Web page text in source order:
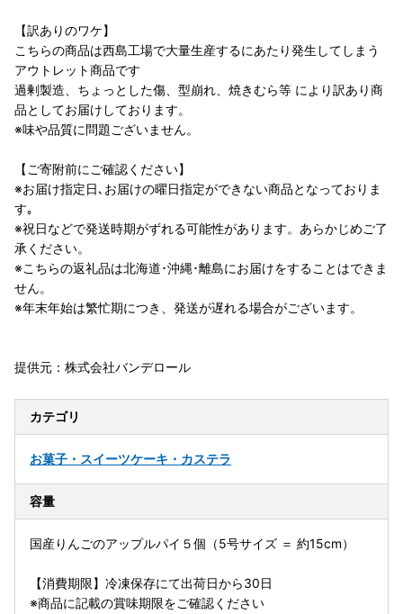
【訳ありのワケ】
こちらの商品は西島工場で大量生産するにあたり発生してしまう
アウトレット商品です
過剰製造、ちょっとした傷、型崩れ、焼きむら等 により訳あり商
品としてお届けしております。
※味や品質に問題ございません。
【ご寄附前にご確認ください】
※お届け指定日､お届けの曜日指定ができない商品となっておりま
す｡
※祝日などで発送時期がずれる可能性があります。あらかじめご了
承ください。
※こちらの返礼品は北海道･沖縄･離島にお届けをすることはできま
せん。
※年末年始は繁忙期につき、発送が遅れる場合がございます。
提供元：株式会社バンデロール
カテゴリ
お菓子・スイーツケーキ・カステラ
容量
国産りんごのアップルパイ５個（5号サイズ ＝ 約15cm）
【消費期限】冷凍保存にて出荷日から30日
※商品に記載の賞味期限をご確認ください